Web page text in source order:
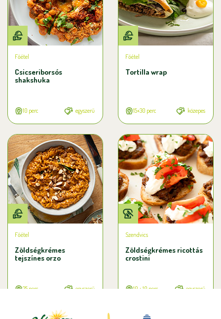
Főétel
Csicseriborsós
shakshuka
10 perc egyszerű
Főétel
Tortilla wrap
15+30 perc közepes
Főétel
Zöldségkrémes
tejszínes orzo
25 perc egyszerű
Szendvics
Zöldségkrémes ricottás
crostini
10 + 10 perc egyszerű